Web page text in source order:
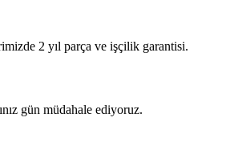
2 yıl parça ve işçilik garantisi.
gün müdahale ediyoruz.